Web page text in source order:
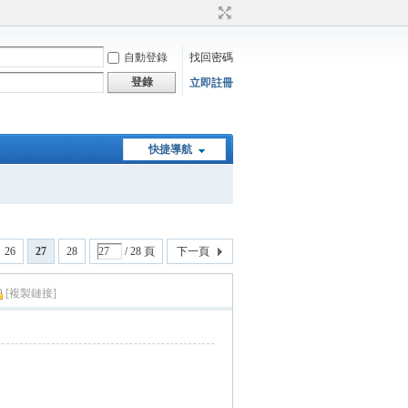
自動登錄
找回密碼
登錄
立即註冊
快捷導航
26 27 28 / 28 頁 下一頁
[複製鏈接]